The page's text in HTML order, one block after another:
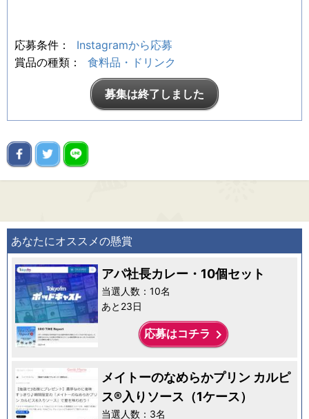
応募条件：
Instagramから応募
賞品の種類：
食料品・ドリンク
募集は終了しました
あなたにオススメの懸賞
アパ社長カレー・10個セット
当選人数：10名
あと23日
応募はコチラ keyboard_arrow_right
メイトーのなめらかプリン カルピ
ス®入りソース（1ケース）
当選人数：3名